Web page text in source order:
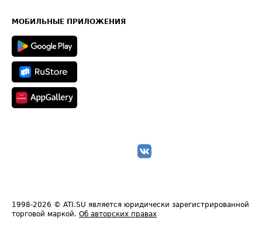
Техническая информация
МОБИЛЬНЫЕ ПРИЛОЖЕНИЯ
1998-2026 © ATI.SU является юридически зарегистрированной
торговой маркой. Об авторских правах